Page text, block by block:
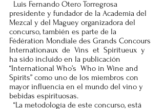
presidente y fundador de la Academia del
Mezcal y del Maguey organizadora del
concurso, también es parte de la
Fédération Mondiale des Grands Concours
Internationaux  de  Vins  et  Spiritueux  y
ha sido incluido en la publicación
“International Who’s  Who in Wine and
Spirits” como uno de los miembros con
mayor influencia en el mundo del vino y
bebidas espirituosas.